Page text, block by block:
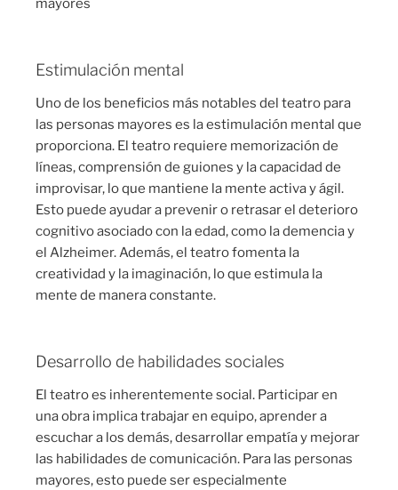
mayores
Estimulación mental
Uno de los beneficios más notables del teatro para
las personas mayores es la estimulación mental que
proporciona. El teatro requiere memorización de
líneas, comprensión de guiones y la capacidad de
improvisar, lo que mantiene la mente activa y ágil.
Esto puede ayudar a prevenir o retrasar el deterioro
cognitivo asociado con la edad, como la demencia y
el Alzheimer. Además, el teatro fomenta la
creatividad y la imaginación, lo que estimula la
mente de manera constante.
Desarrollo de habilidades sociales
El teatro es inherentemente social. Participar en
una obra implica trabajar en equipo, aprender a
escuchar a los demás, desarrollar empatía y mejorar
las habilidades de comunicación. Para las personas
mayores, esto puede ser especialmente